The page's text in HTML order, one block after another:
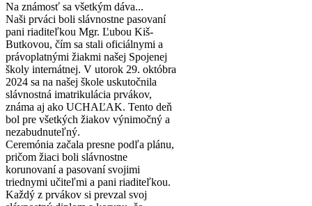
Na známosť sa všetkým dáva...
Naši prváci boli slávnostne pasovaní
pani riaditeľkou Mgr. Ľubou Kiš-
Butkovou, čím sa stali oficiálnymi a
právoplatnými žiakmi našej Spojenej
školy internátnej. V utorok 29. októbra
2024 sa na našej škole uskutočnila
slávnostná imatrikulácia prvákov,
známa aj ako UCHAĽAK. Tento deň
bol pre všetkých žiakov výnimočný a
nezabudnuteľný.
Ceremónia začala presne podľa plánu,
pričom žiaci boli slávnostne
korunovaní a pasovaní svojimi
triednymi učiteľmi a pani riaditeľkou.
Každý z prvákov si prevzal svoj